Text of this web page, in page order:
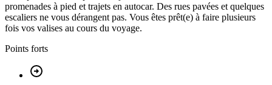
promenades à pied et trajets en autocar. Des rues pavées et quelques
escaliers ne vous dérangent pas. Vous êtes prêt(e) à faire plusieurs
fois vos valises au cours du voyage.
Points forts